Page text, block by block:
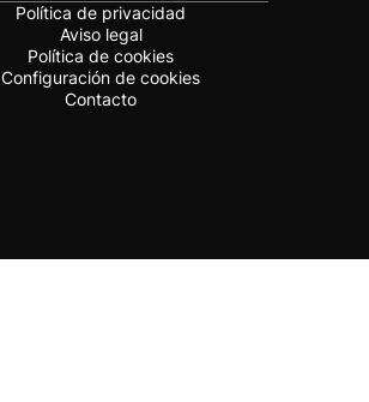
Política de privacidad
Aviso legal
Política de cookies
Configuración de cookies
Contacto